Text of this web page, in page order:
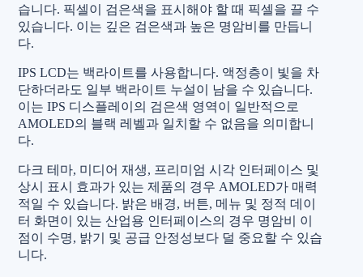
습니다. 픽셀이 검은색을 표시해야 할 때 픽셀을 끌 수
있습니다. 이는 깊은 검은색과 높은 명암비를 만듭니
다.
IPS LCD는 백라이트를 사용합니다. 액정층이 빛을 차
단하더라도 일부 백라이트 누설이 남을 수 있습니다.
이는 IPS 디스플레이의 검은색 영역이 일반적으로
AMOLED의 블랙 레벨과 일치할 수 없음을 의미합니
다.
다크 테마, 미디어 재생, 프리미엄 시각 인터페이스 및
상시 표시 효과가 있는 제품의 경우 AMOLED가 매력
적일 수 있습니다. 밝은 배경, 버튼, 메뉴 및 정적 데이
터 화면이 있는 산업용 인터페이스의 경우 명암비 이
점이 수명, 밝기 및 공급 안정성보다 덜 중요할 수 있습
니다.